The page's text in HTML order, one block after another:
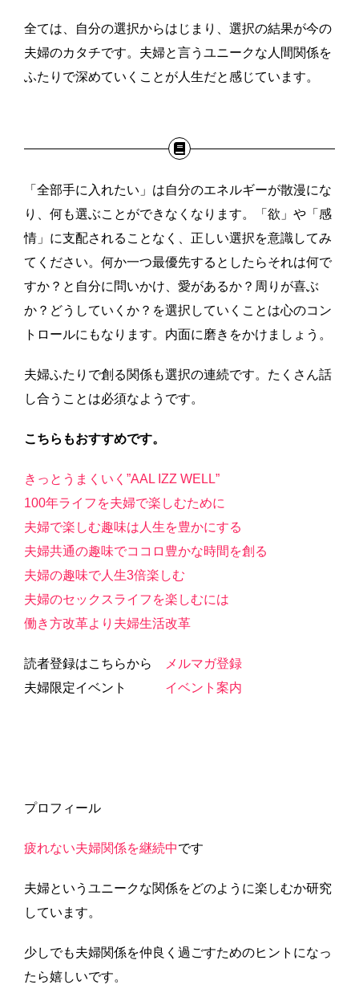
全ては、自分の選択からはじまり、選択の結果が今の
夫婦のカタチです。夫婦と言うユニークな人間関係を
ふたりで深めていくことが人生だと感じています。
「全部手に入れたい」は自分のエネルギーが散漫にな
り、何も選ぶことができなくなります。「欲」や「感
情」に支配されることなく、正しい選択を意識してみ
てください。何か一つ最優先するとしたらそれは何で
すか？と自分に問いかけ、愛があるか？周りが喜ぶ
か？どうしていくか？を選択していくことは心のコン
トロールにもなります。内面に磨きをかけましょう。
夫婦ふたりで創る関係も選択の連続です。たくさん話
し合うことは必須なようです。
こちらもおすすめです。
きっとうまくいく”AAL IZZ WELL”
100年ライフを夫婦で楽しむために
夫婦で楽しむ趣味は人生を豊かにする
夫婦共通の趣味でココロ豊かな時間を創る
夫婦の趣味で人生3倍楽しむ
夫婦のセックスライフを楽しむには
働き方改革より夫婦生活改革
読者登録はこちらから
メルマガ登録
夫婦限定イベント イベント案内
プロフィール
疲れない夫婦関係を継続中です
夫婦というユニークな関係をどのように楽しむか研究
しています。
少しでも夫婦関係を仲良く過ごすためのヒントになっ
たら嬉しいです。